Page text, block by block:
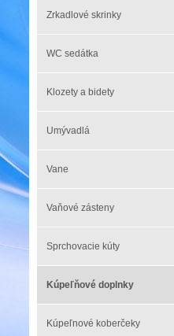
Zrkadlové skrinky
WC sedátka
Klozety a bidety
Umývadlá
Vane
Vaňové zásteny
Sprchovacie kúty
Kúpeľňové doplnky
Kúpeľnové koberčeky